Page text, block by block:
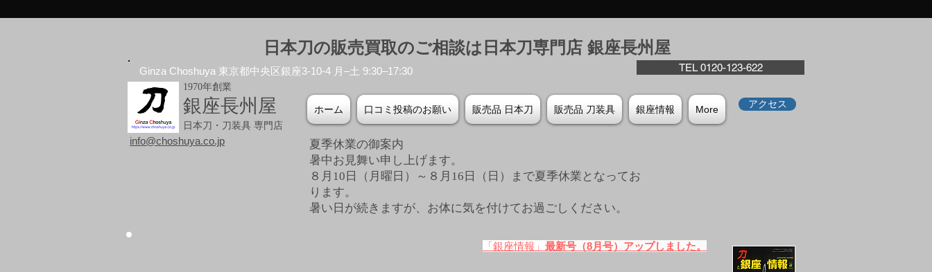
日本刀の販売買取のご相談は日本刀専門店 銀座⻑州屋
TEL 0120-123-622
Ginza Choshuya 東京都中央区銀座3-10-4 月–土 9:30–17:30
1970年創業
銀座長州屋
日本刀・刀装具 専門店
ホーム 口コミ投稿のお願い 販売品 日本刀 販売品 刀装具 銀座情報 More アクセス
info@choshuya.co.jp
夏季休業の御案内
暑中お見舞い申し上げます。
８月10日（月曜日）～８月16日（日）まで夏季休業となってお
ります。
​暑い日が続きますが、お体に気を付けてお過ごしください。
「銀座情報」 最新号（8月号）アップしました。